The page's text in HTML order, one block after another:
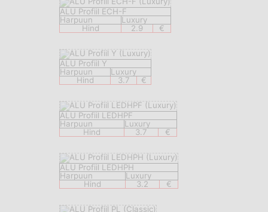
ALU Profiil ECH-F
Harpuun
Luxury
Hind
2.9 €
ALU Profiil Y
Harpuun
Luxury
Hind
3.7 €
ALU Profiil LEDHPF
Harpuun
Luxury
Hind
3.7 €
ALU Profiil LEDHPH
Harpuun
Luxury
Hind
3.2 €